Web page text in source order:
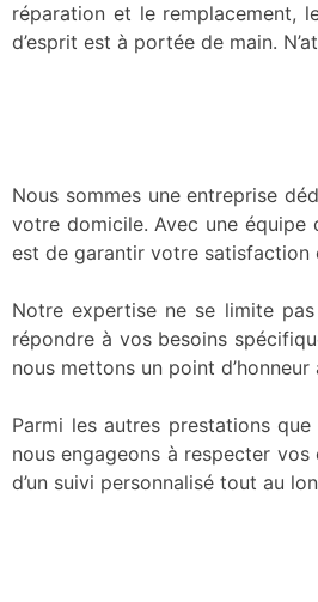
réparation et le remplacement,
d’esprit est à portée de main.
Nous sommes une entreprise
votre domicile. Avec une équipe
est de garantir votre satisfaction
Notre expertise ne se limite
répondre à vos besoins
nous mettons un point
Parmi les autres prestations
nous engageons à respecter
d’un suivi personnalisé tout au